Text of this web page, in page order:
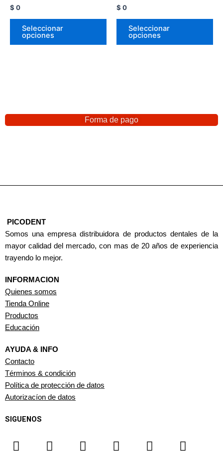
$ 0
Seleccionar
opciones
$ 0
Seleccionar
opciones
Forma de pago
PICODENT
Somos una empresa distribuidora de productos dentales de la
mayor calidad del mercado, con mas de 20 años de experiencia
trayendo lo mejor.
INFORMACION
Quienes somos
Tienda Online
Productos
Educación
AYUDA & INFO
Contacto
Términos & condición
Política de protección de datos
Autorizacíon de datos
SIGUENOS
F
I
Y
L
T
W